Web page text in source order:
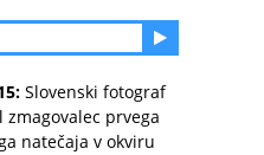
Slovenski fotograf
zmagovalec prvega
natečaja v okviru